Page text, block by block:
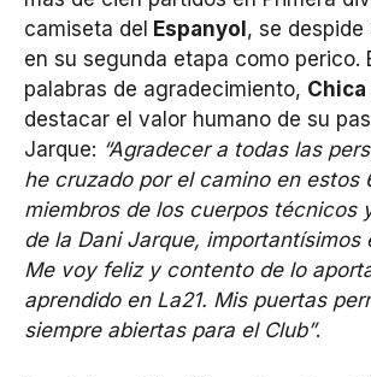
camiseta del Espanyol , se despide
en su segunda etapa como perico.
palabras de agradecimiento, Chica
destacar el valor humano de su
Jarque: “Agradecer a todas las
he cruzado por el camino en estos
miembros de los cuerpos técnicos
de la Dani Jarque, importantísimos
Me voy feliz y contento de lo
aprendido en La21. Mis puertas
siempre abiertas para el Club”.